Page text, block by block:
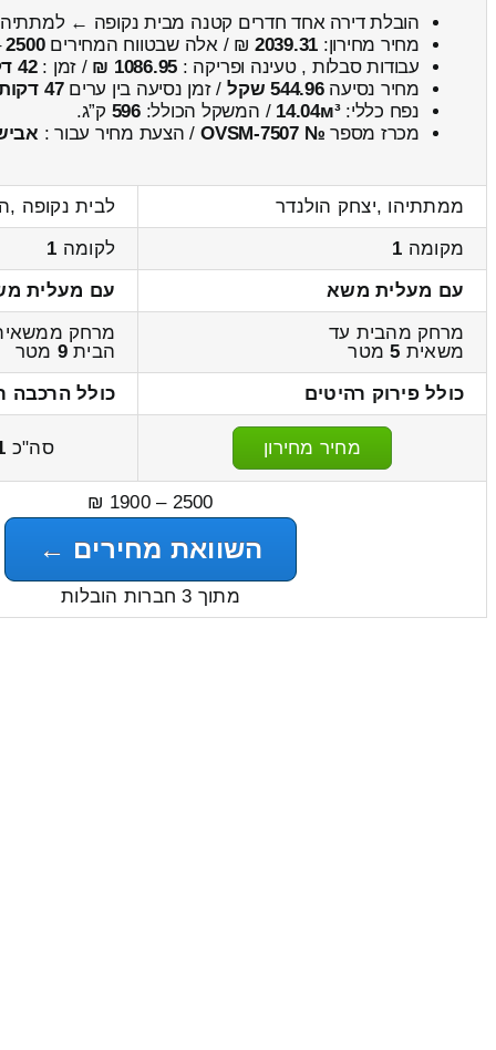
הובלת דירה אחד חדרים קטנה מבית נקופה ←
מחיר מחירון: 2039.31 ₪ / אלה שבטווח המחירים2500
עבודות סבלות , טעינה ופריקה : 1086.95 ₪ / זמן :42 דקות 47 שניות
מחיר נסיעה544.96 שקל / זמן נסיעה בין ערים47 דקות
נפח כללי:14.04м³ / המשקל הכולל:596 ק”ג.
מכרז מספר № OVSM-7507 / הצעת מחיר עבור :
ממתתיהו ,יצחק הולנדר
לבית נקופה
מקומה 1 לקומה 1
עם מעלית משא
עם מעלית
מרחק מהבית עד
משאית 5מטר
מרחק
הבית9 מטר
כולל פירוק רהיטים
כולל הרכבה
מחיר מחירון סה"כ
2500 – 1900 ₪
השוואת מחירים ←
מתוך 3 חברות הובלות